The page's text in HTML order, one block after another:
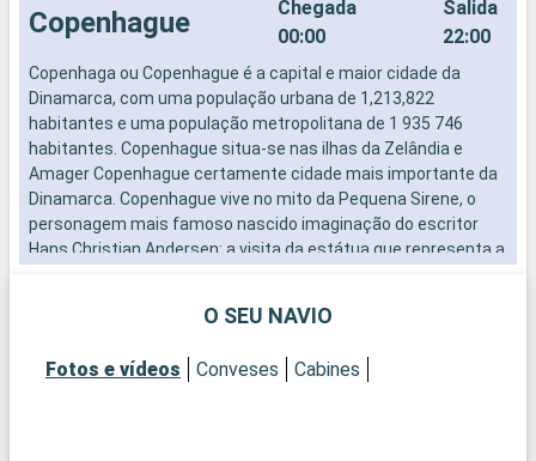
Copenhague
Chegada
00:00
Salida
22:00
Copenhaga ou Copenhague é a capital e maior cidade da
Dinamarca, com uma população urbana de 1,213,822
habitantes e uma população metropolitana de 1 935 746
habitantes. Copenhague situa-se nas ilhas da Zelândia e
Amager Copenhague certamente cidade mais importante da
Dinamarca. Copenhague vive no mito da Pequena Sirene, o
personagem mais famoso nascido imaginação do escritor
Hans Christian Andersen: a visita da estátua que representa a
10:00
O SEU NAVIO
Fotos e vídeos Conveses Cabines